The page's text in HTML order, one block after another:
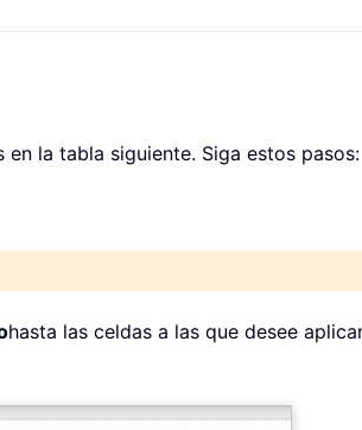
la tabla siguiente. Siga estos pasos:
hasta las celdas a las que desee